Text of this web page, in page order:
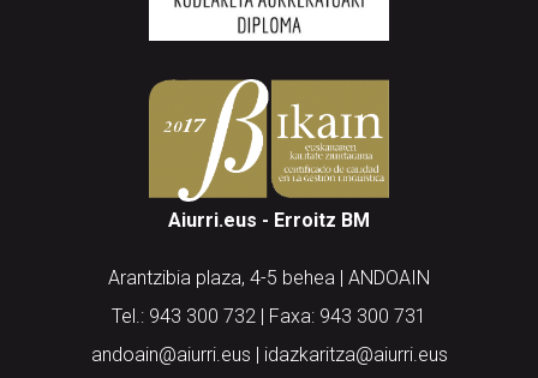
Aiurri.eus - Erroitz BM
Arantzibia plaza, 4-5 behea | ANDOAIN
Tel.: 943 300 732 | Faxa: 943 300 731
andoain@aiurri.eus | idazkaritza@aiurri.eus